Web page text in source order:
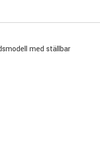
med ställbar